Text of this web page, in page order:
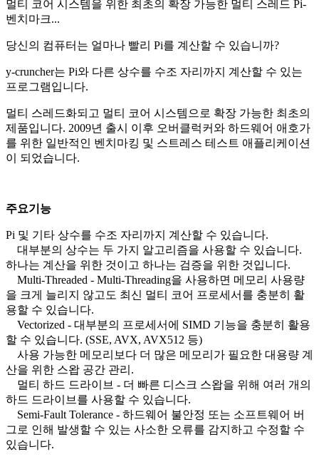
멀티 코어 시스템을 위한 최초의 확장 가능한 멀티 스레드 Pi-
벤치마크...
당신의 컴퓨터는 얼마나 빨리 Pi를 계산할 수 있습니까?
y-cruncher는 Pi와 다른 상수를 수조 자리까지 계산할 수 있는
프로그램입니다.
멀티 스레드화되고 멀티 코어 시스템으로 확장 가능한 최초의
제품입니다. 2009년 출시 이후 오버클럭커와 하드웨어 애호가
를 위한 일반적인 벤치마킹 및 스트레스 테스트 애플리케이션
이 되었습니다.
주요기능
Pi 및 기타 상수를 수조 자리까지 계산할 수 있습니다.
대부분의 상수는 두 가지 알고리즘을 사용할 수 있습니다.
하나는 계산을 위한 것이고 하나는 검증을 위한 것입니다.
Multi-Threaded - Multi-Threading을 사용하면 메모리 사용량
을 크게 늘리지 않고도 최신 멀티 코어 프로세서를 충분히 활
용할 수 있습니다.
Vectorized - 대부분의 프로세서에 SIMD 기능을 충분히 활용
할 수 있습니다. (SSE, AVX, AVX512 등)
사용 가능한 메모리보다 더 많은 메모리가 필요한 대용량 계
산을 위한 스왑 공간 관리.
멀티 하드 드라이브 - 더 빠른 디스크 스왑을 위해 여러 개의
하드 드라이브를 사용할 수 있습니다.
Semi-Fault Tolerance - 하드웨어 불안정 또는 소프트웨어 버
그로 인해 발생할 수 있는 사소한 오류를 감지하고 수정할 수
있습니다.